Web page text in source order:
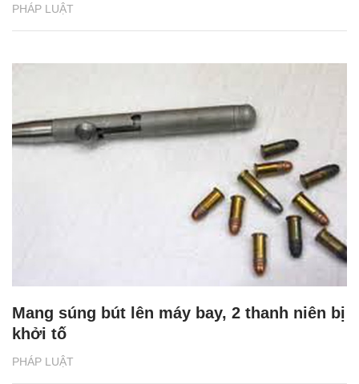
PHÁP LUẬT
PHÁP LUẬT
Mang súng bút lên máy bay, 2 thanh niên bị
khởi tố